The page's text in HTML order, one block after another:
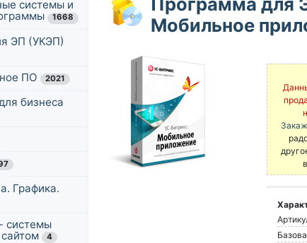
системы и
1668
ЭП (УКЭП)
ПО 2021
бизнеса
Графика.
системы
4
Мобильное